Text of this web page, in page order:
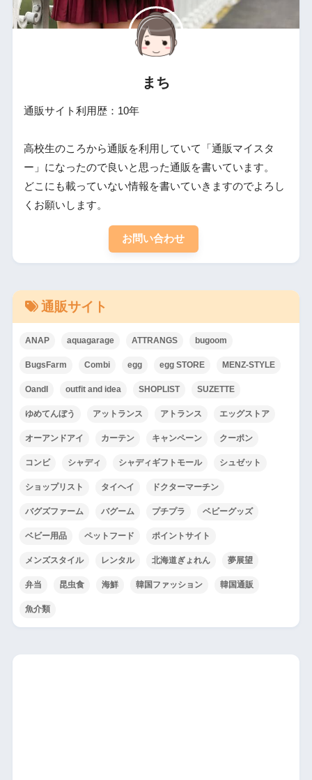
まち
通販サイト利用歴：10年
高校生のころから通販を利用していて「通販マイスタ
ー」になったので良いと思った通販を書いています。
どこにも載っていない情報を書いていきますのでよろし
くお願いします。
お問い合わせ
通販サイト
ANAP aquagarage ATTRANGS bugoom
BugsFarm Combi egg egg STORE MENZ-STYLE
OandI outfit and idea SHOPLIST SUZETTE
ゆめてんぼう アットランス アトランス エッグストア
オーアンドアイ カーテン キャンペーン クーポン
コンビ シャディ シャディギフトモール シュゼット
ショップリスト タイヘイ ドクターマーチン
バグズファーム バグーム プチプラ ベビーグッズ
ベビー用品 ペットフード ポイントサイト
メンズスタイル レンタル 北海道ぎょれん 夢展望
弁当 昆虫食 海鮮 韓国ファッション 韓国通販
魚介類